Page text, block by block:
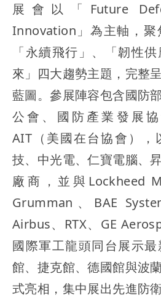
展會以「Future
Innovation」為主軸，聚
「永續飛行」、「韌性
來」四大趨勢主題，完整
藍圖。參展陣容包含國防
公會、國防產業發展協
AIT（美國在台協會），
技、中光電、仁寶電腦、
廠商，並與Lockheed
Grumman、BAE
Airbus、RTX、GE
國際軍工龍頭同台展示
館、捷克館、德國館與波
式亮相，集中展出先進防